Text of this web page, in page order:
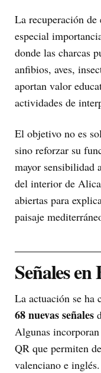
La recuperación de
especial
donde las charcas
anfibios, aves,
aportan valor
actividades de
El objetivo no es
sino reforzar su
mayor sensibilidad
del interior de
abiertas para
paisaje
Señales
La actuación se ha
68 nuevas señales
Algunas
QR que permiten
valenciano e inglés.